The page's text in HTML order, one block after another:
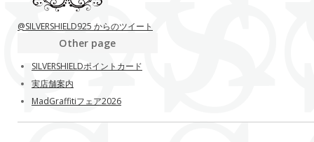
@SILVERSHIELD925 からのツイート
Other page
SILVERSHIELDポイントカード
実店舗案内
MadGraffitiフェア2026